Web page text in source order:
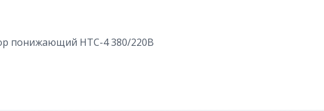
понижающий НТС-4 380/220В